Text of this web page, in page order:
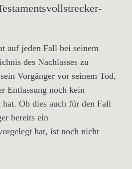
auf jeden Fall bei seinem
des Nachlasses zu
Vorgänger vor seinem Tod,
Entlassung noch kein
Ob dies auch für den Fall
bereits ein
hat, ist noch nicht